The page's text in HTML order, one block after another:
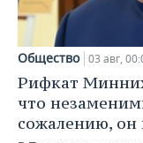
Общество 03 авг,
Рифкат
что
сожалению,